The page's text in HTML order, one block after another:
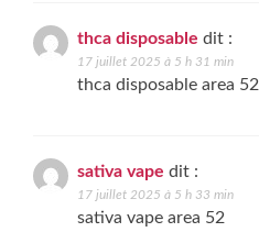
thca disposable dit :
17 juillet 2025 à 5 h 31 min
thca disposable area 52
sativa vape dit :
17 juillet 2025 à 5 h 33 min
sativa vape area 52